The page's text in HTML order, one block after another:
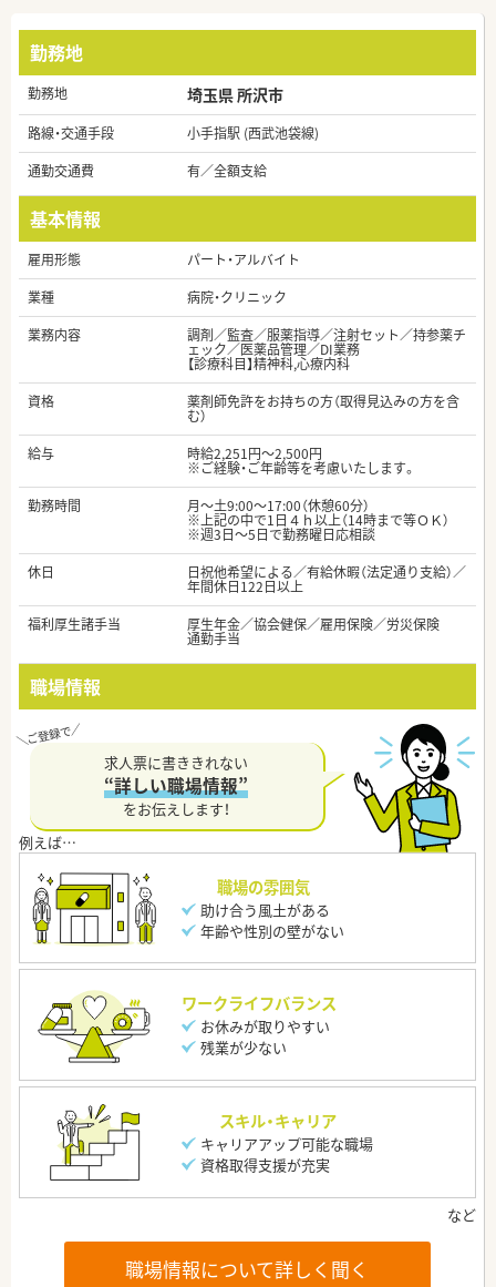
勤務地
勤務地 埼玉県 所沢市
路線・交通手段
小手指駅 (西武池袋線)
通勤交通費
有／全額支給
基本情報
雇用形態
パート・アルバイト
業種
病院・クリニック
業務内容
調剤／監査／服薬指導／注射セット／持参薬チ
ェック／医薬品管理／DI業務
【診療科目】精神科,心療内科
資格
薬剤師免許をお持ちの方（取得見込みの方を含
む）
給与
時給2,251円～2,500円
※ご経験・ご年齢等を考慮いたします。
勤務時間
月～土9:00～17:00（休憩60分）
※上記の中で1日４ｈ以上（14時まで等ＯＫ）
※週3日～5日で勤務曜日応相談
休日
日祝他希望による／有給休暇（法定通り支給）／
年間休日122日以上
福利厚生諸手当
厚生年金／協会健保／雇用保険／労災保険
通勤手当
職場情報
求人票に書ききれない
“詳しい職場情報”
をお伝えします！
職場の雰囲気
助け合う風土がある
年齢や性別の壁がない
ワークライフバランス
お休みが取りやすい
残業が少ない
スキル・キャリア
キャリアアップ可能な職場
資格取得支援が充実
職場情報について詳しく聞く